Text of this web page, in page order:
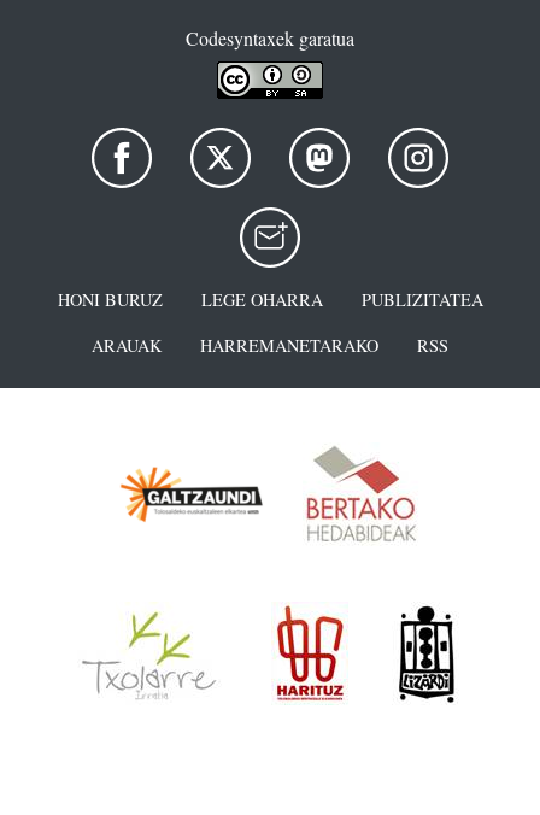
Codesyntaxek garatua
HONI BURUZ LEGE OHARRA
PUBLIZITATEA
ARAUAK
HARREMANETARAKO RSS